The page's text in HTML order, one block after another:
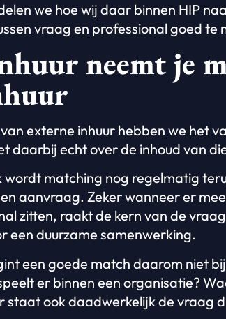
we hoe wij daar binnen HIP
vraag en professional goed te
neemt je
externe inhuur hebben we het
daarbij echt over de inhoud van
wordt matching nog regelmatig
aanvraag. Zeker wanneer er
zitten, raakt de kern van de
een duurzame samenwerking.
een goede match daarom niet
er binnen een organisatie?
staat ook daadwerkelijk de vraag